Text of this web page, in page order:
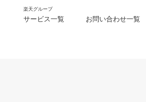
楽天グループ
サービス一覧 お問い合わせ一覧